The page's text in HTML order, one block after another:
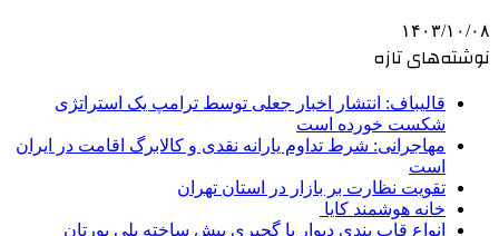
۱۴۰۳/۱۰/۰۸
نوشته‌های تازه
قالیباف: انتشار اخبار جعلی توسط ترامپ یک استراتژی
شکست خورده است
مهاجرانی: شرط تداوم یارانه نقدی و کالابرگ اقامت در ایران
است
تقویت نظارت بر بازار در استان تهران
خانه هوشمند کایا
انواع قاب بندی دیوار با گچبری پیش ساخته پلی یورتان